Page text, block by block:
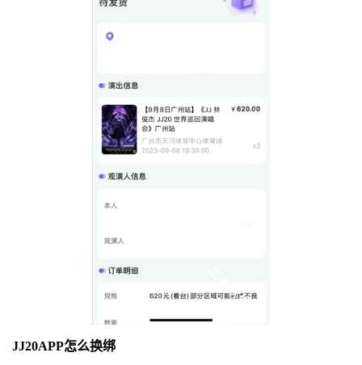
JJ20APP怎么换绑